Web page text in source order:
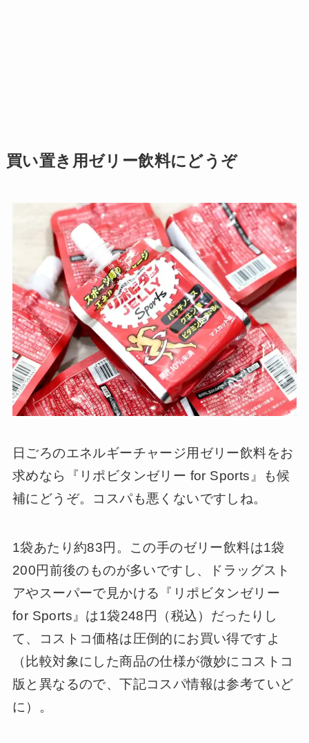
買い置き用ゼリー飲料にどうぞ
日ごろのエネルギーチャージ用ゼリー飲料をお
求めなら『リポビタンゼリー for Sports』も候
補にどうぞ。コスパも悪くないですしね。
1袋あたり約83円。この手のゼリー飲料は1袋
200円前後のものが多いですし、ドラッグスト
アやスーパーで見かける『リポビタンゼリー
for Sports』は1袋248円（税込）だったりし
て、コストコ価格は圧倒的にお買い得ですよ
（比較対象にした商品の仕様が微妙にコストコ
版と異なるので、下記コスパ情報は参考ていど
に）。